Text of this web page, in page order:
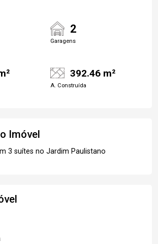
2
Garagens
392.46 m²
A. Construída
Imóvel
3 suítes no Jardim Paulistano